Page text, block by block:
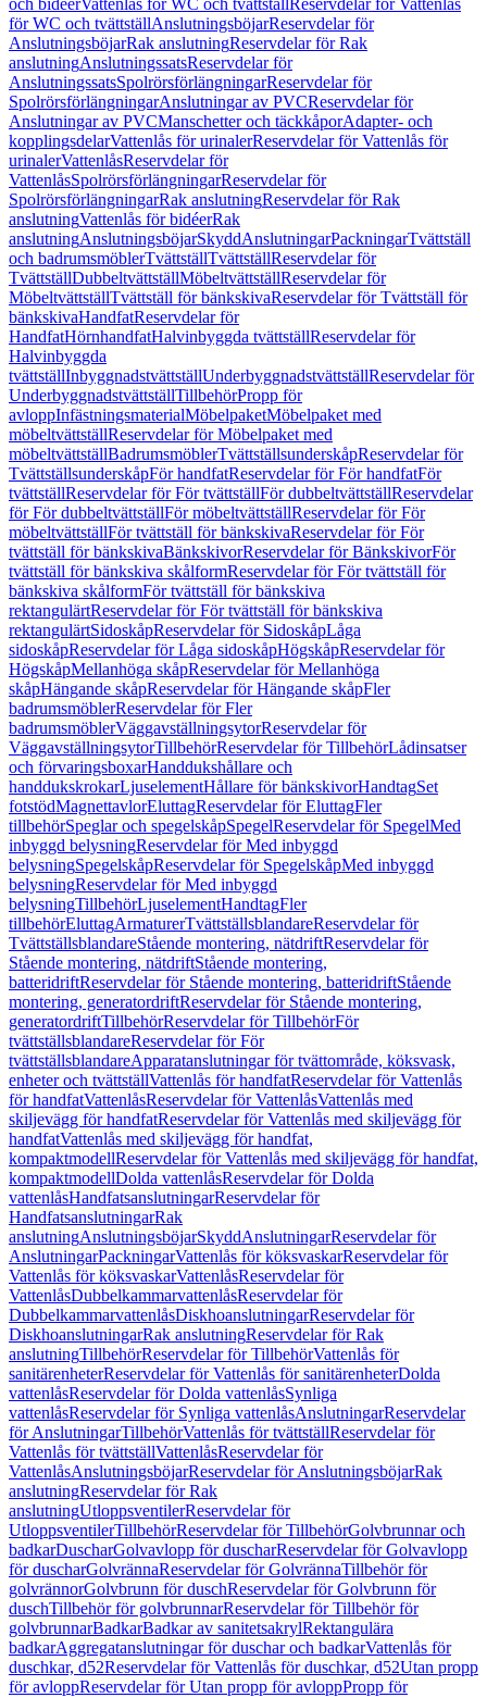
och bidéerVattenlås för WC och tvättställReservdelar för Vattenlås
för WC och tvättställAnslutningsböjarReservdelar för
AnslutningsböjarRak anslutningReservdelar för Rak
anslutningAnslutningssatsReservdelar för
AnslutningssatsSpolrörsförlängningarReservdelar för
SpolrörsförlängningarAnslutningar av PVCReservdelar för
Anslutningar av PVCManschetter och täckkåporAdapter- och
kopplingsdelarVattenlås för urinalerReservdelar för Vattenlås för
urinalerVattenlåsReservdelar för
VattenlåsSpolrörsförlängningarReservdelar för
SpolrörsförlängningarRak anslutningReservdelar för Rak
anslutningVattenlås för bidéerRak
anslutningAnslutningsböjarSkyddAnslutningarPackningarTvättställ
och badrumsmöblerTvättställTvättställReservdelar för
TvättställDubbeltvättställMöbeltvättställReservdelar för
MöbeltvättställTvättställ för bänkskivaReservdelar för Tvättställ för
bänkskivaHandfatReservdelar för
HandfatHörnhandfatHalvinbyggda tvättställReservdelar för
Halvinbyggda
tvättställInbyggnadstvättställUnderbyggnadstvättställReservdelar för
UnderbyggnadstvättställTillbehörPropp för
avloppInfästningsmaterialMöbelpaketMöbelpaket med
möbeltvättställReservdelar för Möbelpaket med
möbeltvättställBadrumsmöblerTvättställsunderskåpReservdelar för
TvättställsunderskåpFör handfatReservdelar för För handfatFör
tvättställReservdelar för För tvättställFör dubbeltvättställReservdelar
för För dubbeltvättställFör möbeltvättställReservdelar för För
möbeltvättställFör tvättställ för bänkskivaReservdelar för För
tvättställ för bänkskivaBänkskivorReservdelar för BänkskivorFör
tvättställ för bänkskiva skålformReservdelar för För tvättställ för
bänkskiva skålformFör tvättställ för bänkskiva
rektangulärtReservdelar för För tvättställ för bänkskiva
rektangulärtSidoskåpReservdelar för SidoskåpLåga
sidoskåpReservdelar för Låga sidoskåpHögskåpReservdelar för
HögskåpMellanhöga skåpReservdelar för Mellanhöga
skåpHängande skåpReservdelar för Hängande skåpFler
badrumsmöblerReservdelar för Fler
badrumsmöblerVäggavställningsytorReservdelar för
VäggavställningsytorTillbehörReservdelar för TillbehörLådinsatser
och förvaringsboxarHanddukshållare och
handdukskrokarLjuselementHållare för bänkskivorHandtagSet
fotstödMagnettavlorEluttagReservdelar för EluttagFler
tillbehörSpeglar och spegelskåpSpegelReservdelar för SpegelMed
inbyggd belysningReservdelar för Med inbyggd
belysningSpegelskåpReservdelar för SpegelskåpMed inbyggd
belysningReservdelar för Med inbyggd
belysningTillbehörLjuselementHandtagFler
tillbehörEluttagArmaturerTvättställsblandareReservdelar för
TvättställsblandareStående montering, nätdriftReservdelar för
Stående montering, nätdriftStående montering,
batteridriftReservdelar för Stående montering, batteridriftStående
montering, generatordriftReservdelar för Stående montering,
generatordriftTillbehörReservdelar för TillbehörFör
tvättställsblandareReservdelar för För
tvättställsblandareApparatanslutningar för tvättområde, köksvask,
enheter och tvättställVattenlås för handfatReservdelar för Vattenlås
för handfatVattenlåsReservdelar för VattenlåsVattenlås med
skiljevägg för handfatReservdelar för Vattenlås med skiljevägg för
handfatVattenlås med skiljevägg för handfat,
kompaktmodellReservdelar för Vattenlås med skiljevägg för handfat,
kompaktmodellDolda vattenlåsReservdelar för Dolda
vattenlåsHandfatsanslutningarReservdelar för
HandfatsanslutningarRak
anslutningAnslutningsböjarSkyddAnslutningarReservdelar för
AnslutningarPackningarVattenlås för köksvaskarReservdelar för
Vattenlås för köksvaskarVattenlåsReservdelar för
VattenlåsDubbelkammarvattenlåsReservdelar för
DubbelkammarvattenlåsDiskhoanslutningarReservdelar för
DiskhoanslutningarRak anslutningReservdelar för Rak
anslutningTillbehörReservdelar för TillbehörVattenlås för
sanitärenheterReservdelar för Vattenlås för sanitärenheterDolda
vattenlåsReservdelar för Dolda vattenlåsSynliga
vattenlåsReservdelar för Synliga vattenlåsAnslutningarReservdelar
för AnslutningarTillbehörVattenlås för tvättställReservdelar för
Vattenlås för tvättställVattenlåsReservdelar för
VattenlåsAnslutningsböjarReservdelar för AnslutningsböjarRak
anslutningReservdelar för Rak
anslutningUtloppsventilerReservdelar för
UtloppsventilerTillbehörReservdelar för TillbehörGolvbrunnar och
badkarDuscharGolvavlopp för duscharReservdelar för Golvavlopp
för duscharGolvrännaReservdelar för GolvrännaTillbehör för
golvrännorGolvbrunn för duschReservdelar för Golvbrunn för
duschTillbehör för golvbrunnarReservdelar för Tillbehör för
golvbrunnarBadkarBadkar av sanitetsakrylRektangulära
badkarAggregatanslutningar för duschar och badkarVattenlås för
duschkar, d52Reservdelar för Vattenlås för duschkar, d52Utan propp
för avloppReservdelar för Utan propp för avloppPropp för